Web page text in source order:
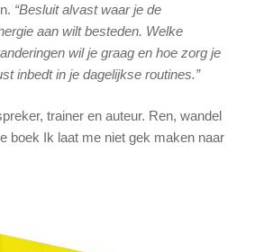
“Besluit alvast waar je de
aan wilt besteden. Welke
wil je graag en hoe zorg je
inbedt in je dagelijkse routines.”
trainer en auteur. Ren, wandel
boek Ik laat me niet gek maken naar